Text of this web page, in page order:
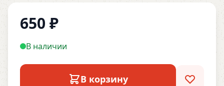
650 ₽
В наличии
В корзину